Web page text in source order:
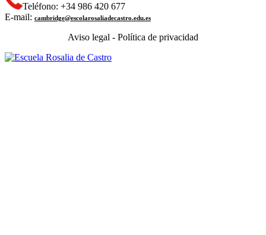
Teléfono: +34 986 420 677
E-mail: cambridge@escolarosaliadecastro.edu.es
Aviso legal - Política de privacidad